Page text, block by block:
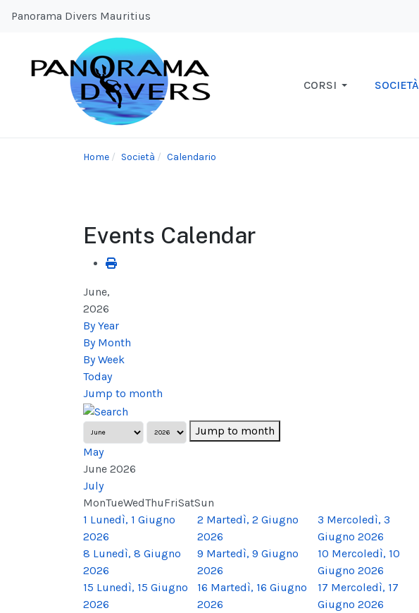
Panorama Divers Mauritius
CORSI SOCIETÀ
Home Società Calendario
Events Calendar
June,
2026
By Year
By Month
By Week
Today
Jump to month
Jump to month
May
June 2026
July
MonTueWedThuFriSatSun
1 Lunedì, 1 Giugno
2026
2 Martedì, 2 Giugno
2026
3 Mercoledì, 3
Giugno 2026
8 Lunedì, 8 Giugno
2026
9 Martedì, 9 Giugno
2026
10 Mercoledì, 10
Giugno 2026
15 Lunedì, 15 Giugno
2026
16 Martedì, 16 Giugno
2026
17 Mercoledì, 17
Giugno 2026